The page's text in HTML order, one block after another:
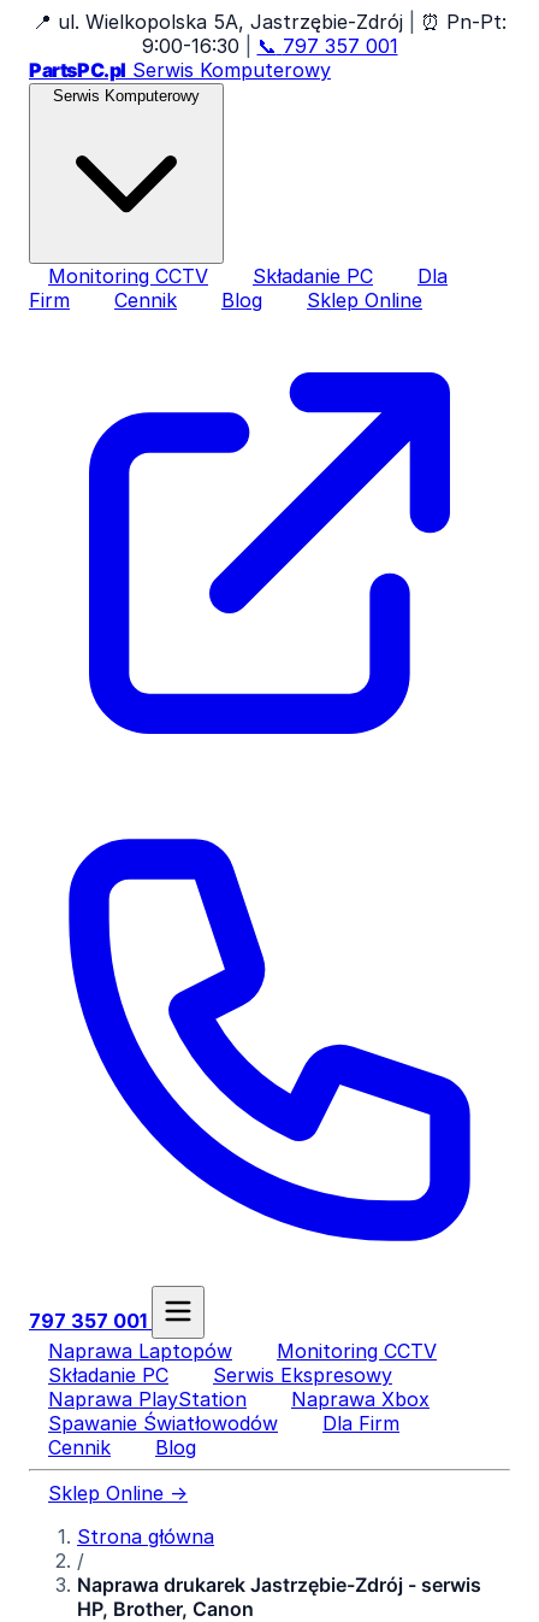
📍 ul. Wielkopolska 5A, Jastrzębie-Zdrój ⏰ Pn-Pt:
9:00-16:30
📞 797 357 001
PartsPC.pl Serwis Komputerowy
Serwis Komputerowy
Monitoring CCTV Składanie PC
Dla
Firm
Cennik Blog Sklep Online
797 357 001
Naprawa Laptopów
Monitoring CCTV
Składanie PC
Serwis Ekspresowy
Naprawa PlayStation
Naprawa Xbox
Spawanie Światłowodów
Dla Firm
Cennik
Blog
Sklep Online →
Strona główna
/
Naprawa drukarek Jastrzębie-Zdrój - serwis
HP, Brother, Canon